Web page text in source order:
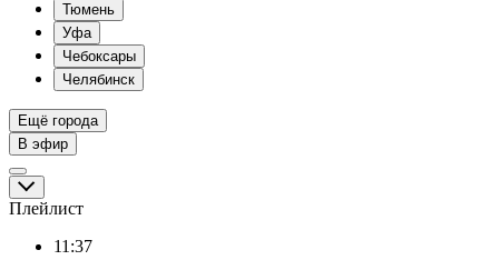
Тюмень
Уфа
Чебоксары
Челябинск
Ещё города
В эфир
Плейлист
11:37